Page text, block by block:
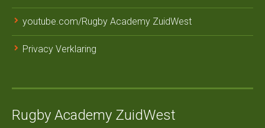
youtube.com/Rugby Academy ZuidWest
Privacy Verklaring
Rugby Academy ZuidWest